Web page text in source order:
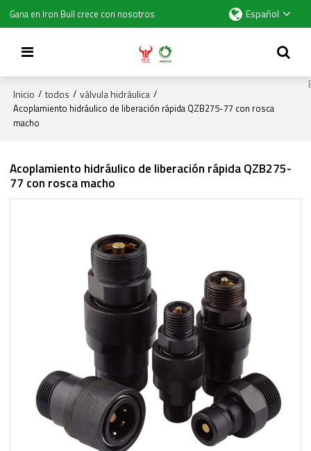
Gana en Iron Bull crece con nosotros Español
Inicio / todos / válvula hidráulica /
Acoplamiento hidráulico de liberación rápida QZB275-77 con rosca
macho
Acoplamiento hidráulico de liberación rápida QZB275-
77 con rosca macho